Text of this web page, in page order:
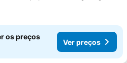
os preços
Ver preços